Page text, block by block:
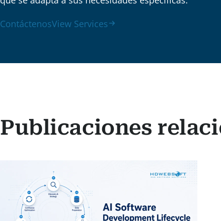
ContáctenosView Services
Publicaciones